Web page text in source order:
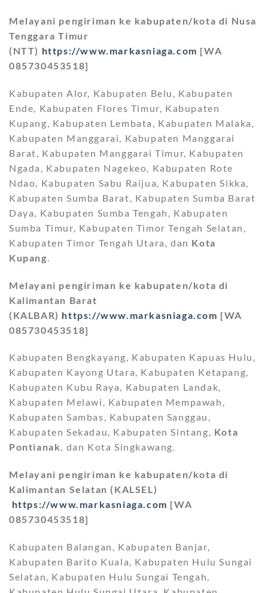
Melayani pengiriman ke kabupaten/kota di Nusa
Tenggara Timur
(NTT) https://www.markasniaga.com [WA
085730453518]
Kabupaten Alor, Kabupaten Belu, Kabupaten
Ende, Kabupaten Flores Timur, Kabupaten
Kupang, Kabupaten Lembata, Kabupaten Malaka,
Kabupaten Manggarai, Kabupaten Manggarai
Barat, Kabupaten Manggarai Timur, Kabupaten
Ngada, Kabupaten Nagekeo, Kabupaten Rote
Ndao, Kabupaten Sabu Raijua, Kabupaten Sikka,
Kabupaten Sumba Barat, Kabupaten Sumba Barat
Daya, Kabupaten Sumba Tengah, Kabupaten
Sumba Timur, Kabupaten Timor Tengah Selatan,
Kabupaten Timor Tengah Utara, dan Kota
Kupang
Melayani pengiriman ke kabupaten/kota di
Kalimantan Barat
(KALBAR) https://www.markasniaga.com [WA
085730453518]
Kabupaten Bengkayang, Kabupaten Kapuas Hulu,
Kabupaten Kayong Utara, Kabupaten Ketapang,
Kabupaten Kubu Raya, Kabupaten Landak,
Kabupaten Melawi, Kabupaten Mempawah,
Kabupaten Sambas, Kabupaten Sanggau,
Kabupaten Sekadau, Kabupaten Sintang, Kota
Pontianak, dan Kota Singkawang.
Melayani pengiriman ke kabupaten/kota di
Kalimantan Selatan (KALSEL)
https://www.markasniaga.com [WA
085730453518]
Kabupaten Balangan, Kabupaten Banjar,
Kabupaten Barito Kuala, Kabupaten Hulu Sungai
Selatan, Kabupaten Hulu Sungai Tengah,